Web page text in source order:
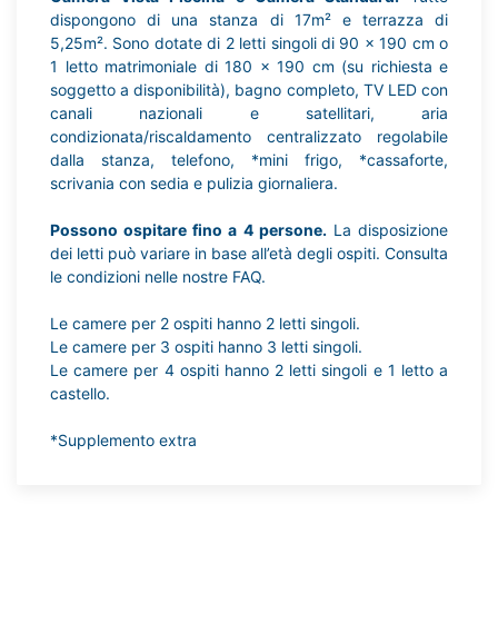
dispongono di una stanza di 17m² e terrazza di
5,25m². Sono dotate di 2 letti singoli di 90 x 190 cm o
1 letto matrimoniale di 180 x 190 cm (su richiesta e
soggetto a disponibilità), bagno completo, TV LED con
canali nazionali e satellitari, aria
condizionata/riscaldamento centralizzato regolabile
dalla stanza, telefono, *mini frigo, *cassaforte,
scrivania con sedia e pulizia giornaliera.
Possono ospitare fino a 4 persone.La disposizione
dei letti può variare in base all’età degli ospiti. Consulta
le condizioni nelle nostre FAQ.
Le camere per 2 ospiti hanno 2 letti singoli.
Le camere per 3 ospiti hanno 3 letti singoli.
Le camere per 4 ospiti hanno 2 letti singoli e 1 letto a
castello.
*Supplemento extra